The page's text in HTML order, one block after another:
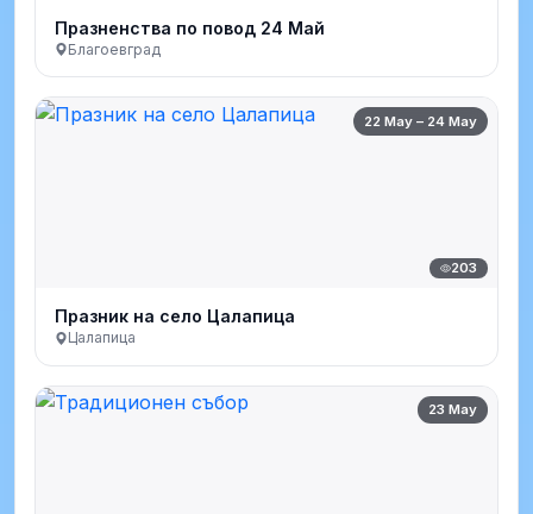
Празненства по повод 24 Май
Благоевград
22 May – 24 May
203
Празник на село Цалапица
Цалапица
23 May